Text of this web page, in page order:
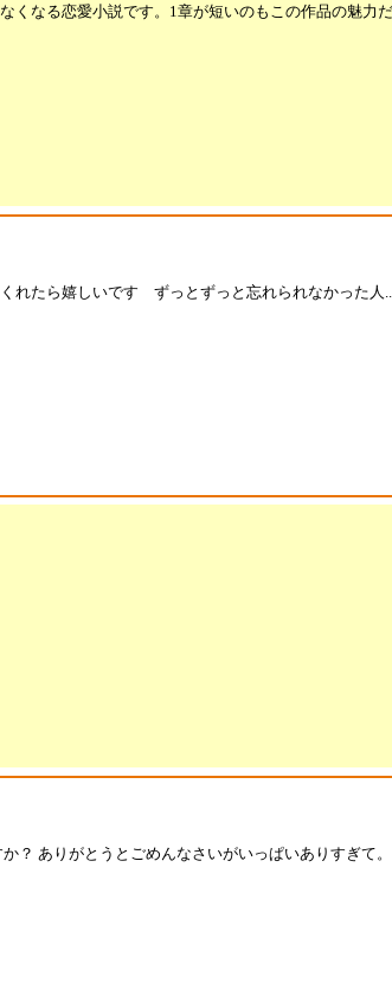
くなる恋愛小説です。1章が短いのもこの作品の魅力
たら嬉しいです ずっとずっと忘れられなかった人
？ ありがとうとごめんなさいがいっぱいありすぎて